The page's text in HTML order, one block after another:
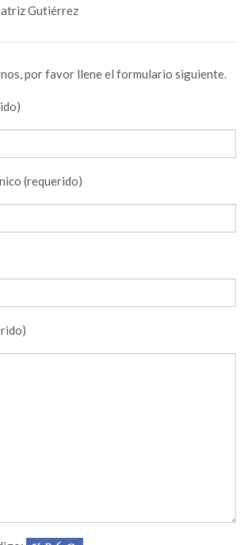
Gutiérrez
por favor llene el formulario siguiente.
(requerido)